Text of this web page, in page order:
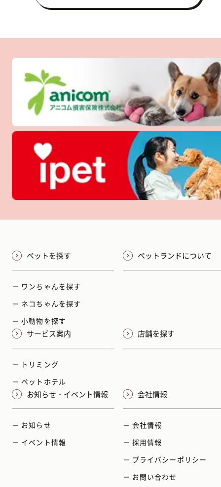
ペットを探す
－ ワンちゃんを探す
－ ネコちゃんを探す
－ 小動物を探す
ペットランドについて
サービス案内
－ トリミング
－ ペットホテル
店舗を探す
お知らせ・イベント情報
－ お知らせ
－ イベント情報
会社情報
－ 会社情報
－ 採用情報
－ プライバシーポリシー
－ お問い合わせ